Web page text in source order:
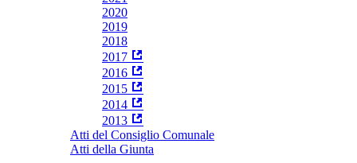
2020
2019
2018
2017
2016
2015
2014
2013
Atti del Consiglio Comunale
Atti della Giunta